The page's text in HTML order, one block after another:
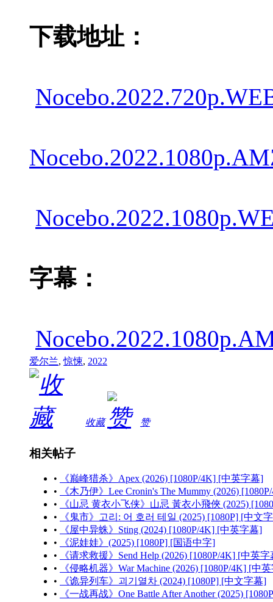
下载地址：
字幕：
爱尔兰,惊悚, 2022
收藏 赞
相关帖子
•
《巅峰猎杀》Apex (2026) [1080P/4K] [中英字幕]
•
《木乃伊》Lee Cronin's The Mummy (2026)
•
《山忌 黄衣小飞侠》山忌 黃衣小飛俠 (2025)
•
《鬼市》고리: 어 호러 테일 (2025) [1080P] [中文
•
《屋中异蛛》Sting (2024) [1080P/4K] [中英字幕]
•
《泥娃娃》(2025) [1080P] [国语中字]
•
《请求救援》Send Help (2026) [1080P/4K] [中英字
•
《侵略机器》War Machine (2026) [1080P/4K] [中
•
《诡异列车》괴기열차 (2024) [1080P] [中文字幕]
•
《一战再战》One Battle After Another (2025)